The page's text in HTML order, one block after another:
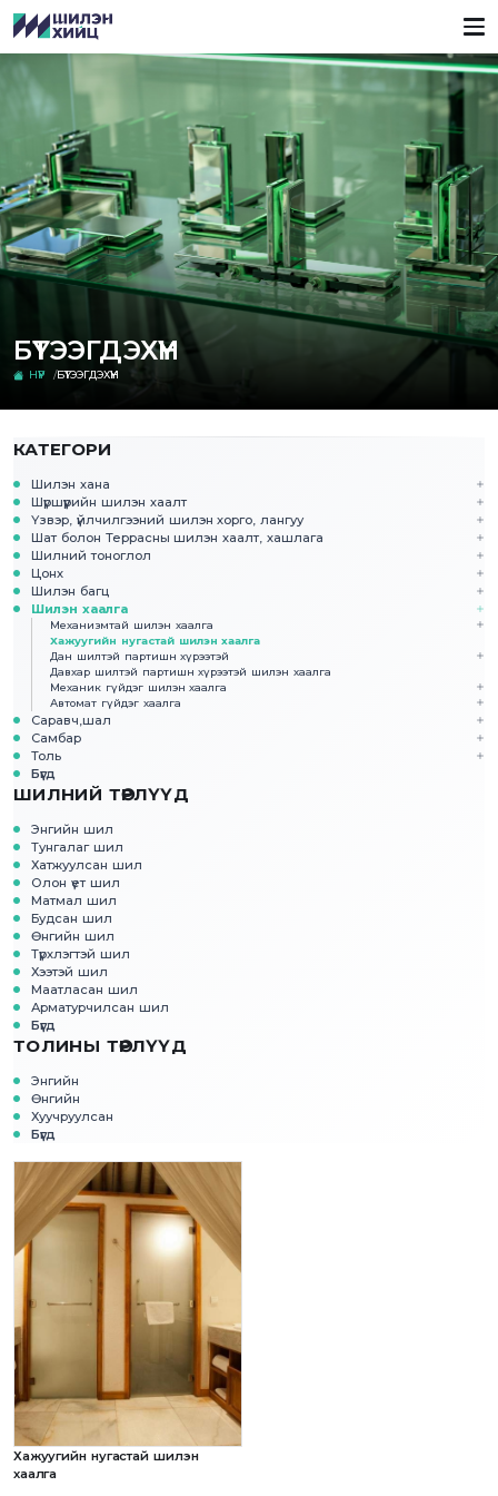
БҮТЭЭГДЭХҮҮН
НҮҮР БҮТЭЭГДЭХҮҮН
КАТЕГОРИ
Шилэн хана
Шүршүүрийн шилэн хаалт
Үзвэр, үйлчилгээний шилэн хорго, лангуу
Шат болон Террасны шилэн хаалт, хашлага
Шилний тоноглол
Цонх
Шилэн багц
Шилэн хаалга
Механизмтай шилэн хаалга
Хажуугийн нугастай шилэн хаалга
Дан шилтэй партишн хүрээтэй
Давхар шилтэй партишн хүрээтэй шилэн хаалга
Механик гүйдэг шилэн хаалга
Автомат гүйдэг хаалга
Саравч,шал
Самбар
Толь
Бүгд
ШИЛНИЙ ТӨРЛҮҮД
Энгийн шил
Тунгалаг шил
Хатжуулсан шил
Олон үет шил
Матмал шил
Будсан шил
Өнгийн шил
Түрхлэгтэй шил
Хээтэй шил
Маатласан шил
Арматурчилсан шил
Бүгд
ТОЛИНЫ ТӨРЛҮҮД
Энгийн
Өнгийн
Хуучруулсан
Бүгд
Хажуугийн нугастай шилэн
хаалга